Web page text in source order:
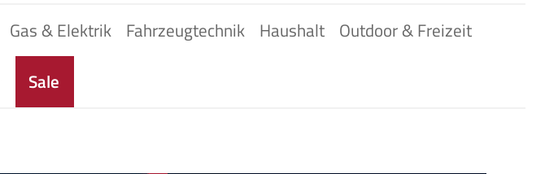
Gas & Elektrik Fahrzeugtechnik Haushalt
Outdoor & Freizeit
Sale